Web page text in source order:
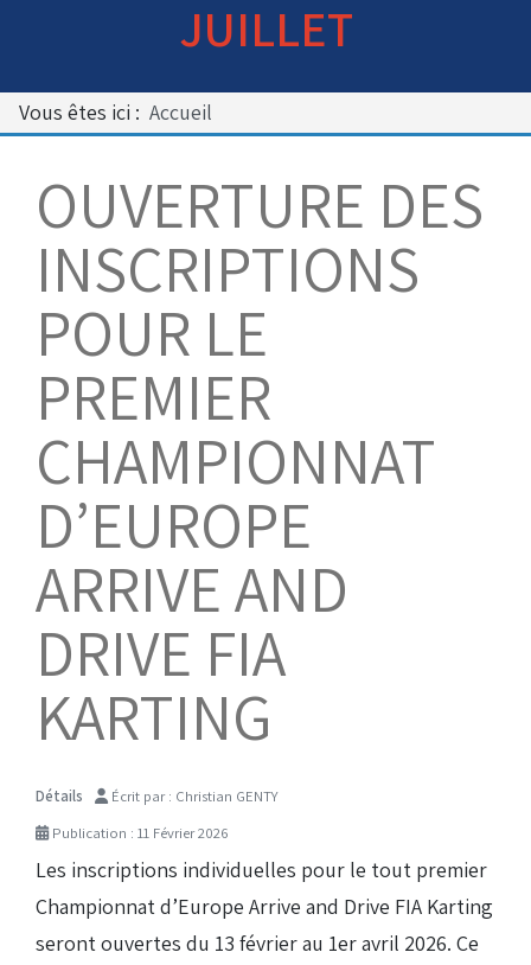
JUILLET
Vous êtes ici : Accueil
OUVERTURE DES
INSCRIPTIONS
POUR LE
PREMIER
CHAMPIONNAT
D’EUROPE
ARRIVE AND
DRIVE FIA
KARTING
Détails Écrit par : Christian GENTY
Publication : 11 Février 2026
Les inscriptions individuelles pour le tout premier
Championnat d’Europe Arrive and Drive FIA Karting
seront ouvertes du 13 février au 1er avril 2026. Ce
Les 50 ans du club
Vue aérienne
Accès au circuit
Horaires d'ouverture
Equipements Vidéo
Droits de piste
Homologation circuit